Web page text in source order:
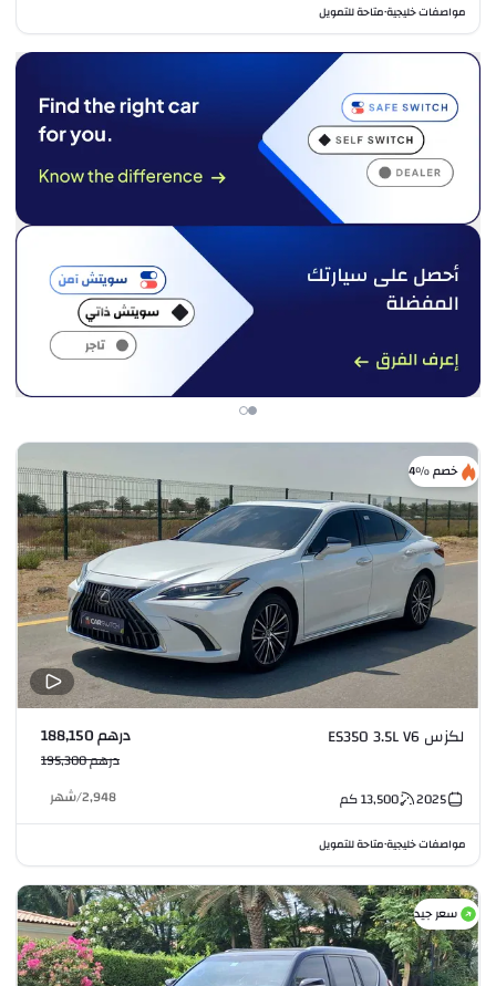
مواصفات خليجية•متاحة للتمويل
خصم %4
لكزس ES350 3.5L V6 درهم 188,150
درهم 195,300
2025
13,500كم 2,948
/شهر
مواصفات خليجية•متاحة للتمويل
سعر جيد